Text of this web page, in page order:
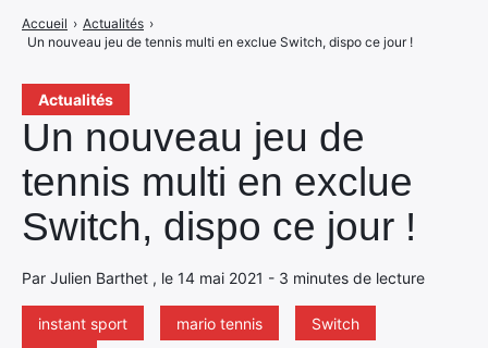
Actualités
Un nouveau jeu de
tennis multi en exclue
Switch, dispo ce jour !
Par Julien Barthet , le 14 mai 2021 - 3 minutes de lecture
instant sport mario tennis
Switch
Accueil › Actualités ›
Un nouveau jeu de tennis multi en exclue Switch, dispo ce jour !